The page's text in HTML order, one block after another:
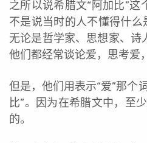
之所以说希腊文“阿加比”
不是说当时的人不懂得什么
无论是哲学家、思想家、诗
他们都经常谈论爱，思考爱
但是，他们用表示“爱”那个
比”。因为在希腊文中，至
的。